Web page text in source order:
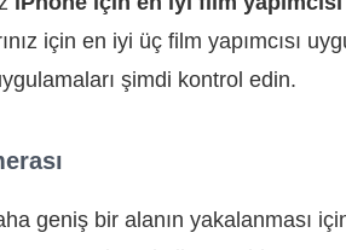
için en iyi üç film yapımcısı
şimdi kontrol edin.
geniş bir alanın yakalanması